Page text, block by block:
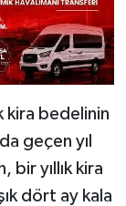
kira bedelinin
geçen yıl
yıllık kira
dört ay kala